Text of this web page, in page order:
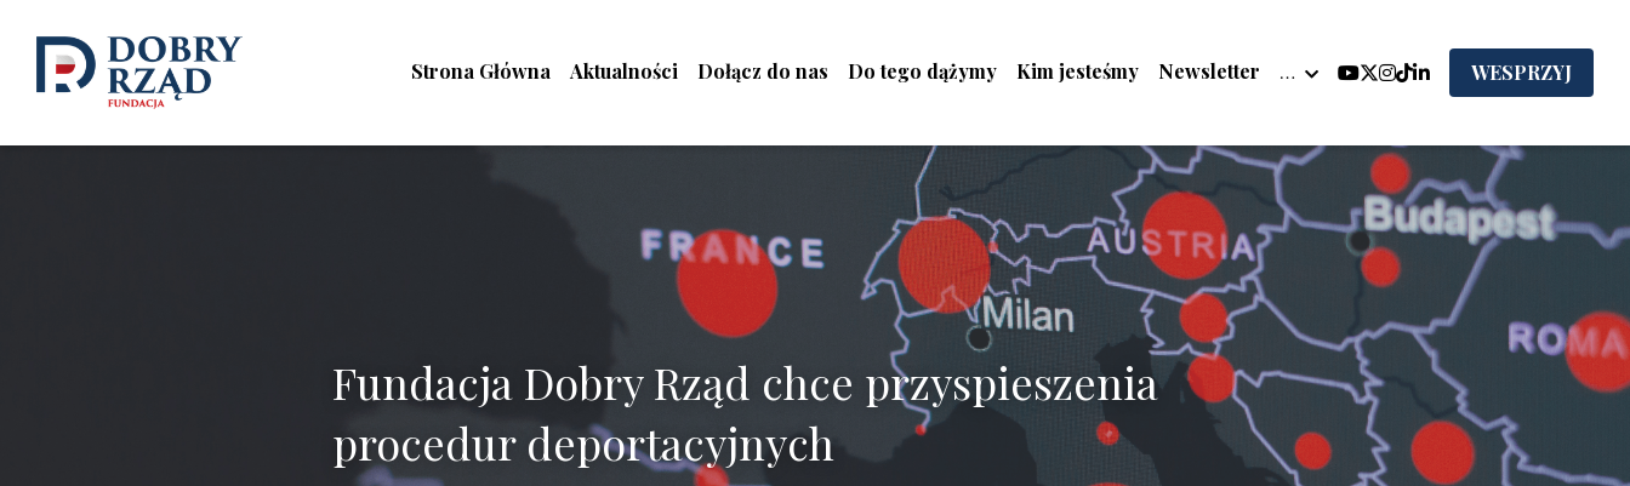
Strona Główna Aktualności Dołącz do nas Do tego dążymy Kim jesteśmy Newsletter … WESPRZYJ
Fundacja Dobry Rząd chce przyspieszenia
procedur deportacyjnych